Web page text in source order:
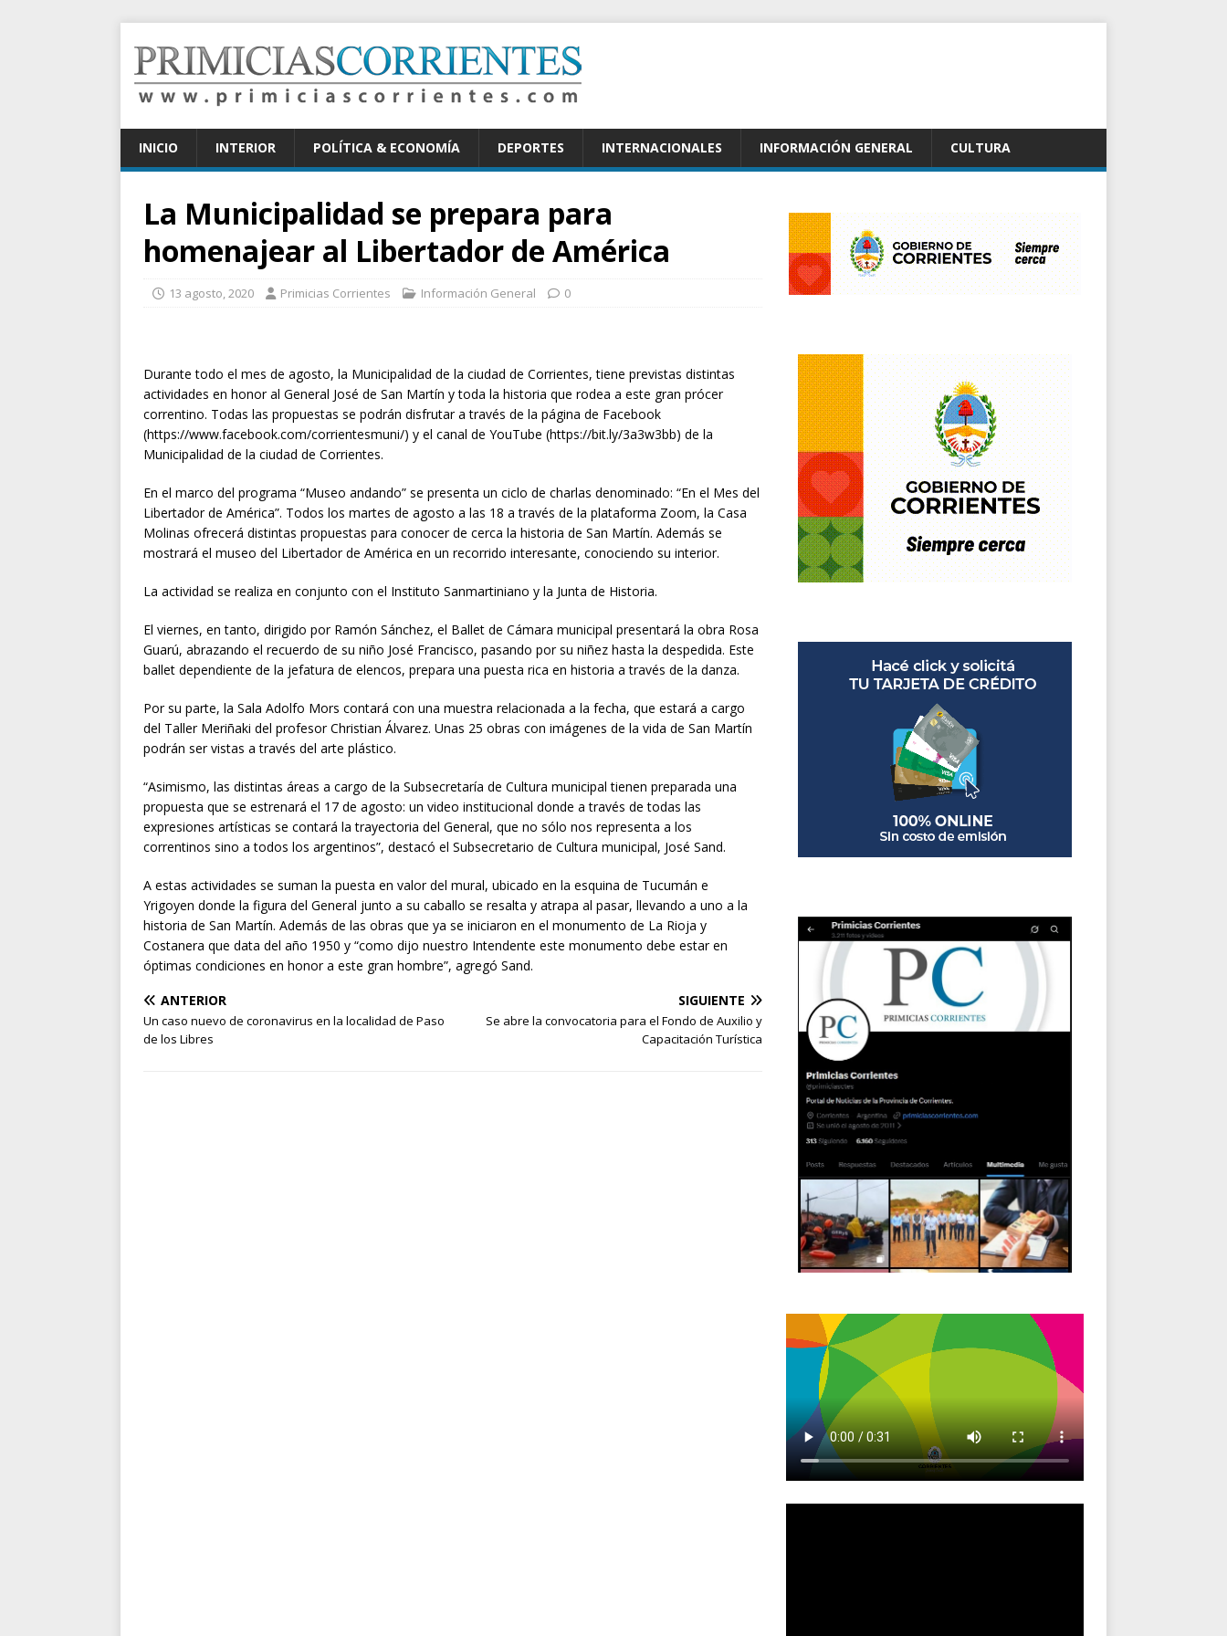
INICIO INTERIOR POLÍTICA & ECONOMÍA DEPORTES INTERNACIONALES INFORMACIÓN GENERAL CULTURA
La Municipalidad se prepara para
homenajear al Libertador de América
13 agosto, 2020 Primicias Corrientes Información General 0
Durante todo el mes de agosto, la Municipalidad de la ciudad de Corrientes, tiene previstas distintas
actividades en honor al General José de San Martín y toda la historia que rodea a este gran prócer
correntino. Todas las propuestas se podrán disfrutar a través de la página de Facebook
(https://www.facebook.com/corrientesmuni/) y el canal de YouTube (https://bit.ly/3a3w3bb) de la
Municipalidad de la ciudad de Corrientes.
En el marco del programa “Museo andando” se presenta un ciclo de charlas denominado: “En el Mes del
Libertador de América”. Todos los martes de agosto a las 18 a través de la plataforma Zoom, la Casa
Molinas ofrecerá distintas propuestas para conocer de cerca la historia de San Martín. Además se
mostrará el museo del Libertador de América en un recorrido interesante, conociendo su interior.
La actividad se realiza en conjunto con el Instituto Sanmartiniano y la Junta de Historia.
El viernes, en tanto, dirigido por Ramón Sánchez, el Ballet de Cámara municipal presentará la obra Rosa
Guarú, abrazando el recuerdo de su niño José Francisco, pasando por su niñez hasta la despedida. Este
ballet dependiente de la jefatura de elencos, prepara una puesta rica en historia a través de la danza.
Por su parte, la Sala Adolfo Mors contará con una muestra relacionada a la fecha, que estará a cargo
del Taller Meriñaki del profesor Christian Álvarez. Unas 25 obras con imágenes de la vida de San Martín
podrán ser vistas a través del arte plástico.
“Asimismo, las distintas áreas a cargo de la Subsecretaría de Cultura municipal tienen preparada una
propuesta que se estrenará el 17 de agosto: un video institucional donde a través de todas las
expresiones artísticas se contará la trayectoria del General, que no sólo nos representa a los
correntinos sino a todos los argentinos”, destacó el Subsecretario de Cultura municipal, José Sand.
A estas actividades se suman la puesta en valor del mural, ubicado en la esquina de Tucumán e
Yrigoyen donde la figura del General junto a su caballo se resalta y atrapa al pasar, llevando a uno a la
historia de San Martín. Además de las obras que ya se iniciaron en el monumento de La Rioja y
Costanera que data del año 1950 y “como dijo nuestro Intendente este monumento debe estar en
óptimas condiciones en honor a este gran hombre”, agregó Sand.
ANTERIOR
Un caso nuevo de coronavirus en la localidad de Paso
de los Libres
SIGUIENTE
Se abre la convocatoria para el Fondo de Auxilio y
Capacitación Turística